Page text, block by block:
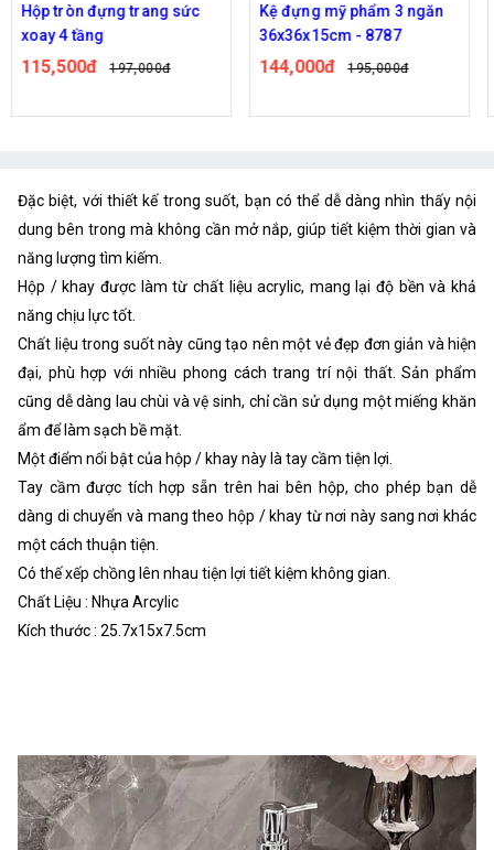
Hộp tròn đựng trang sức
xoay 4 tầng
115,500đ 197,000đ
Kệ đựng mỹ phẩm 3 ngăn
36x36x15cm - 8787
144,000đ 195,000đ
Đặc biệt, với thiết kế trong suốt, bạn có thể dễ dàng nhìn thấy nội
dung bên trong mà không cần mở nắp, giúp tiết kiệm thời gian và
năng lượng tìm kiếm.
Hộp / khay được làm từ chất liệu acrylic, mang lại độ bền và khả
năng chịu lực tốt.
Chất liệu trong suốt này cũng tạo nên một vẻ đẹp đơn giản và hiện
đại, phù hợp với nhiều phong cách trang trí nội thất. Sản phẩm
cũng dễ dàng lau chùi và vệ sinh, chỉ cần sử dụng một miếng khăn
ẩm để làm sạch bề mặt.
Một điểm nổi bật của hộp / khay này là tay cầm tiện lợi.
Tay cầm được tích hợp sẵn trên hai bên hộp, cho phép bạn dễ
dàng di chuyển và mang theo hộp / khay từ nơi này sang nơi khác
một cách thuận tiện.
Có thế xếp chồng lên nhau tiện lợi tiết kiệm không gian.
Chất Liệu : Nhựa Arcylic
Kích thước : 25.7x15x7.5cm